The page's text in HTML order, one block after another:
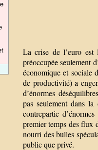
La crise de l’euro est
préoccupée seulement
économique et sociale
de productivité) a
d’énormes
pas seulement dans
contrepartie
premier temps des flux
nourri des bulles
public que privé.